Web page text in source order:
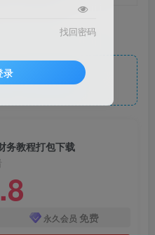
，请付费后查看
务教程打包下载
永久会员 免费
找回密码
录